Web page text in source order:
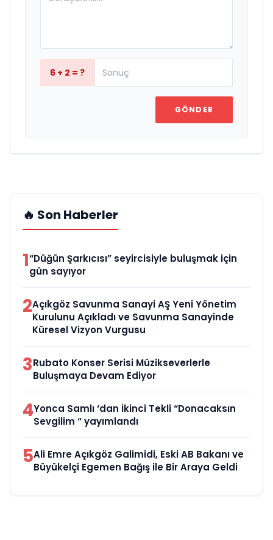
6 + 2 = ?
GÖNDER
🔥 Son Haberler
1“Düğün Şarkıcısı” seyircisiyle buluşmak için
gün sayıyor
2Açıkgöz Savunma Sanayi AŞ Yeni Yönetim
Kurulunu Açıkladı ve Savunma Sanayinde
Küresel Vizyon Vurgusu
3Rubato Konser Serisi Müzikseverlerle
Buluşmaya Devam Ediyor
4Yonca Samlı ‘dan İkinci Tekli “Donacaksın
Sevgilim “ yayımlandı
5Ali Emre Açıkgöz Galimidi, Eski AB Bakanı ve
Büyükelçi Egemen Bağış ile Bir Araya Geldi